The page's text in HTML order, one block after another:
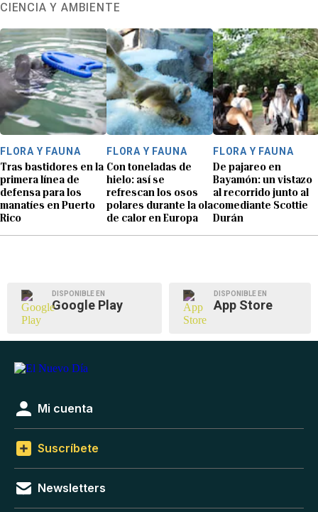
CIENCIA Y AMBIENTE
FLORA Y FAUNA
Tras bastidores en la
primera línea de
defensa para los
manatíes en Puerto
Rico
FLORA Y FAUNA
Con toneladas de
hielo: así se
refrescan los osos
polares durante la ola
de calor en Europa
FLORA Y FAUNA
De pajareo en
Bayamón: un vistazo
al recorrido junto al
comediante Scottie
Durán
DISPONIBLE EN
Google Play
DISPONIBLE EN
App Store
Mi cuenta
Suscríbete
Newsletters